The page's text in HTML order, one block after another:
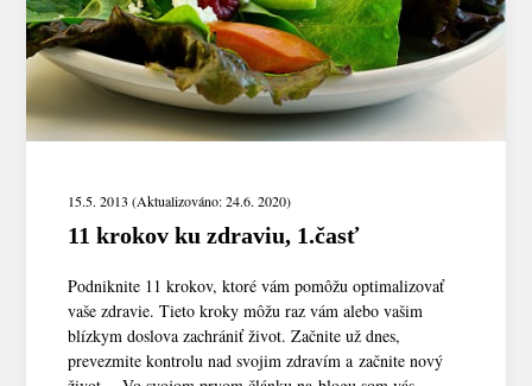
15.5. 2013 (Aktualizováno: 24.6. 2020)
11 krokov ku zdraviu, 1.časť
Podniknite 11 krokov, ktoré vám pomôžu optimalizovať
vaše zdravie. Tieto kroky môžu raz vám alebo vašim
blízkym doslova zachrániť život. Začnite už dnes,
prevezmite kontrolu nad svojim zdravím a začnite nový